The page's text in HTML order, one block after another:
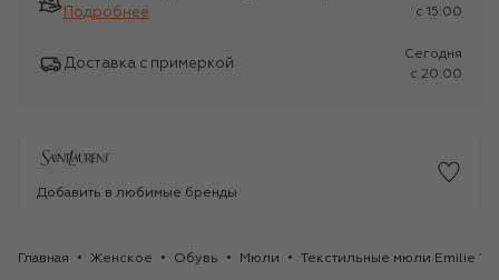
Подробнее
c 15:00
Доставка с примеркой
Сегодня
c 20:00
Добавить в любимые бренды
Главная Женское Обувь Мюли Текстильные мюли Emilie